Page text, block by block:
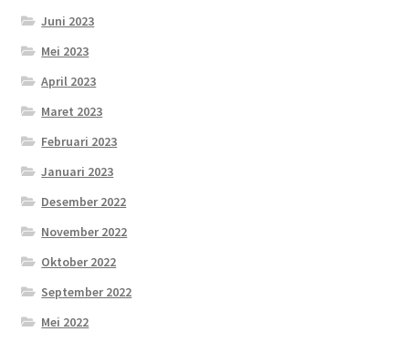
Juni 2023
Mei 2023
April 2023
Maret 2023
Februari 2023
Januari 2023
Desember 2022
November 2022
Oktober 2022
September 2022
Mei 2022